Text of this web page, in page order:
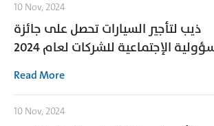
10 Nov, 2024
ذيب لتأجير السيارات تحصل على جائزة
الإجتماعية للشركات لعام 2024
Read More
10 Nov, 2024